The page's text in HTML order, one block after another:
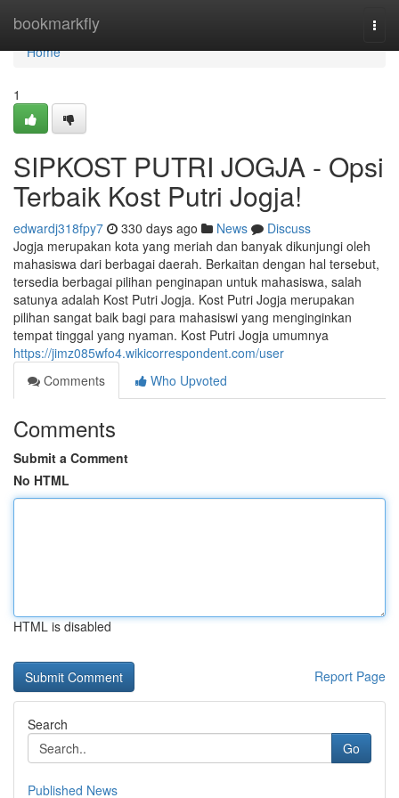
bookmarkfly
Home
Home
1
SIPKOST PUTRI JOGJA - Opsi
Terbaik Kost Putri Jogja!
edwardj318fpy7 330 days ago News
Discuss
Jogja merupakan kota yang meriah dan banyak dikunjungi oleh
mahasiswa dari berbagai daerah. Berkaitan dengan hal tersebut,
tersedia berbagai pilihan penginapan untuk mahasiswa, salah
satunya adalah Kost Putri Jogja. Kost Putri Jogja merupakan
pilihan sangat baik bagi para mahasiswi yang menginginkan
tempat tinggal yang nyaman. Kost Putri Jogja umumnya
https://jimz085wfo4.wikicorrespondent.com/user
Comments
Who Upvoted
Comments
Submit a Comment
No HTML
HTML is disabled
Report Page
Search
Go
Published News